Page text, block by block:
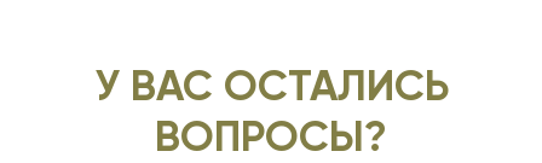
У ВАС ОСТАЛИСЬ
ВОПРОСЫ?